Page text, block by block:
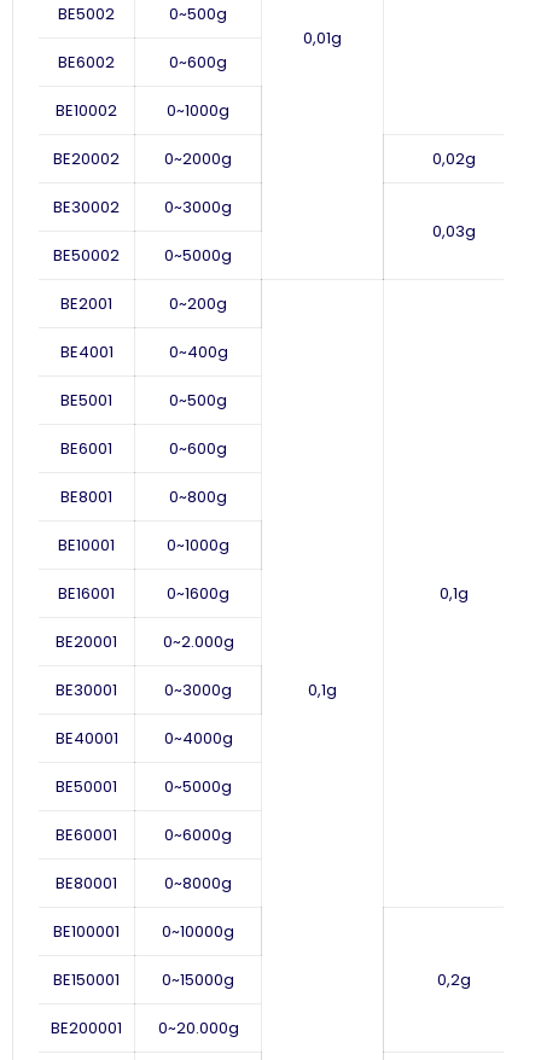
0,01g
BE5002 0~500g
BE6002 0~600g
BE10002 0~1000g
BE20002 0~2000g 0,02g
BE30002 0~3000g
0,03g
BE50002
0~5000g
BE2001 0~200g
0,1g
0,1g
BE4001 0~400g
BE5001 0~500g
BE6001 0~600g
BE8001 0~800g
BE10001 0~1000g
BE16001 0~1600g
BE20001 0~2.000g
BE30001 0~3000g
BE40001 0~4000g
BE50001 0~5000g
BE60001 0~6000g
BE80001 0~8000g
BE100001 0~10000g
0,2g
BE150001 0~15000g
BE200001 0~20.000g